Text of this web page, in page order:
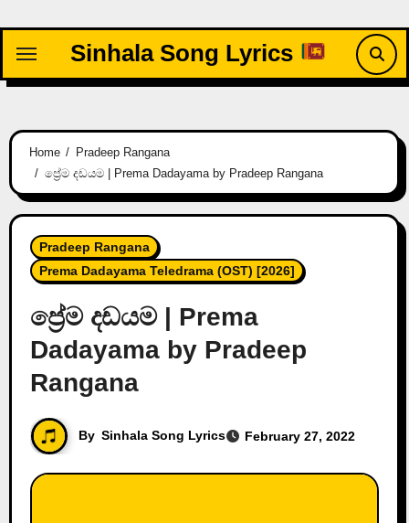
content
Sinhala Song Lyrics
Home
Pradeep Rangana
ප්‍රේම දඩයම | Prema Dadayama by Pradeep Rangana
Pradeep Rangana
Prema Dadayama Teledrama (OST) [2026]
ප්‍රේම දඩයම | Prema
Dadayama by Pradeep
Rangana
By Sinhala Song Lyrics February 27, 2022